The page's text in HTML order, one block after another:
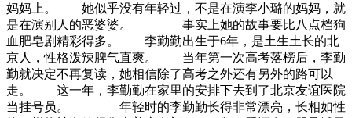
妈妈上。 她似乎没有年轻过，不是在演李小璐的妈妈，就
是在演别人的恶婆婆。 事实上她的故事要比八点档狗
血肥皂剧精彩得多。 李勤勤出生于6年，是土生土长的北
京人，性格泼辣脾气直爽。 当年第一次高考落榜后，李勤
勤就决定不再复读，她相信除了高考之外还有另外的路可以
走。 这一年，李勤勤在家里的安排下去到了北京友谊医院
当挂号员。 年轻时的李勤勤长得非常漂亮，长相如性